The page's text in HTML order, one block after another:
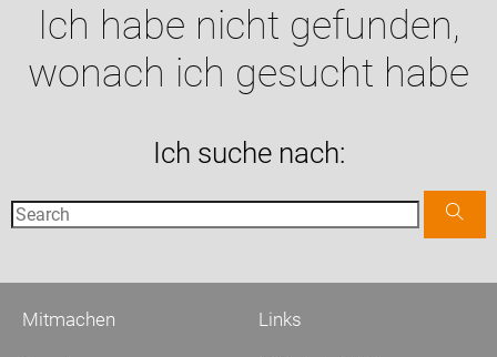
Ich habe nicht gefunden,
wonach ich gesucht habe
Ich suche nach:
Links
Mitmachen